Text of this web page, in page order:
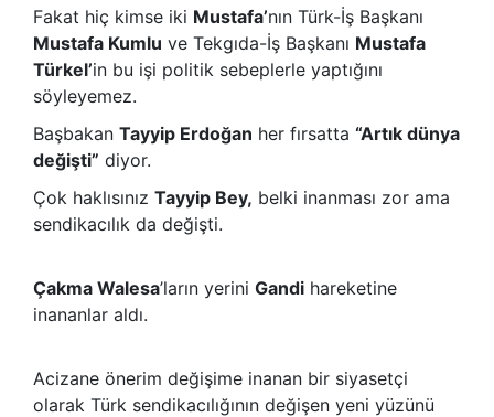
Fakat hiç kimse iki Mustafa’nın Türk-İş Başkanı
Mustafa Kumlu ve Tekgıda-İş Başkanı Mustafa
Türkel’in bu işi politik sebeplerle yaptığını
söyleyemez.
Başbakan Tayyip Erdoğan her fırsatta “Artık dünya
değişti” diyor.
Çok haklısınız Tayyip Bey, belki inanması zor ama
sendikacılık da değişti.
Çakma Walesa’ların yerini Gandi hareketine
inananlar aldı.
Acizane önerim değişime inanan bir siyasetçi
olarak Türk sendikacılığının değişen yeni yüzünü